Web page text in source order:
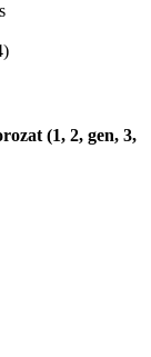
(1, 2, gen, 3,